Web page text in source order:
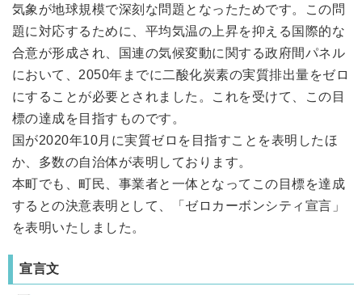
気象が地球規模で深刻な問題となったためです。この問
題に対応するために、平均気温の上昇を抑える国際的な
合意が形成され、国連の気候変動に関する政府間パネル
において、2050年までに二酸化炭素の実質排出量をゼロ
にすることが必要とされました。これを受けて、この目
標の達成を目指すものです。
国が2020年10月に実質ゼロを目指すことを表明したほ
か、多数の自治体が表明しております。
本町でも、町民、事業者と一体となってこの目標を達成
するとの決意表明として、「ゼロカーボンシティ宣言」
を表明いたしました。
宣言文